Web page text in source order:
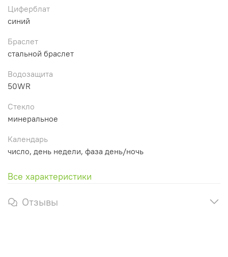
Циферблат
синий
Браслет
стальной браслет
Водозащита
50WR
Стекло
минеральное
Календарь
число, день недели, фаза день/ночь
Все характеристики
Отзывы